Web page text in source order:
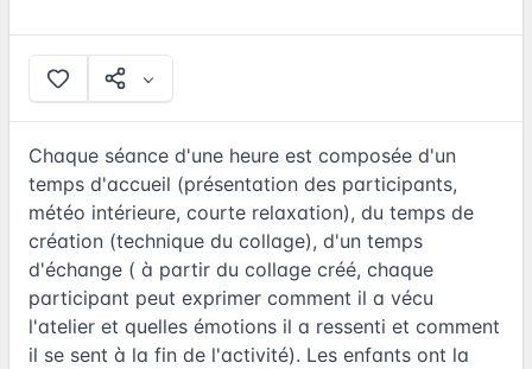
Chaque séance d'une heure est composée d'un
temps d'accueil (présentation des participants,
météo intérieure, courte relaxation), du temps de
création (technique du collage), d'un temps
d'échange ( à partir du collage créé, chaque
participant peut exprimer comment il a vécu
l'atelier et quelles émotions il a ressenti et comment
il se sent à la fin de l'activité). Les enfants ont la